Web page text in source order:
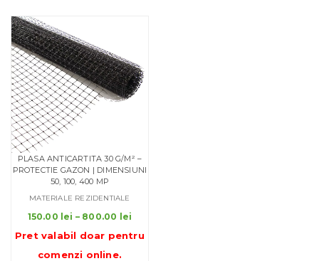
PLASA ANTICARTITA 30 G/M² –
PROTECTIE GAZON | DIMENSIUNI
50, 100, 400 MP
MATERIALE REZIDENTIALE
150.00 lei – 800.00 lei
prețuri:
Pret valabil doar pentru
comenzi online.